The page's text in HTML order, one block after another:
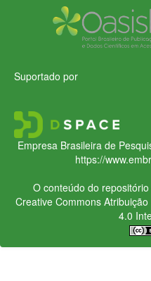
Suportado por
Empresa Brasileira de
https://
O conteúdo do
Creative CommonsAtribuição
4.0